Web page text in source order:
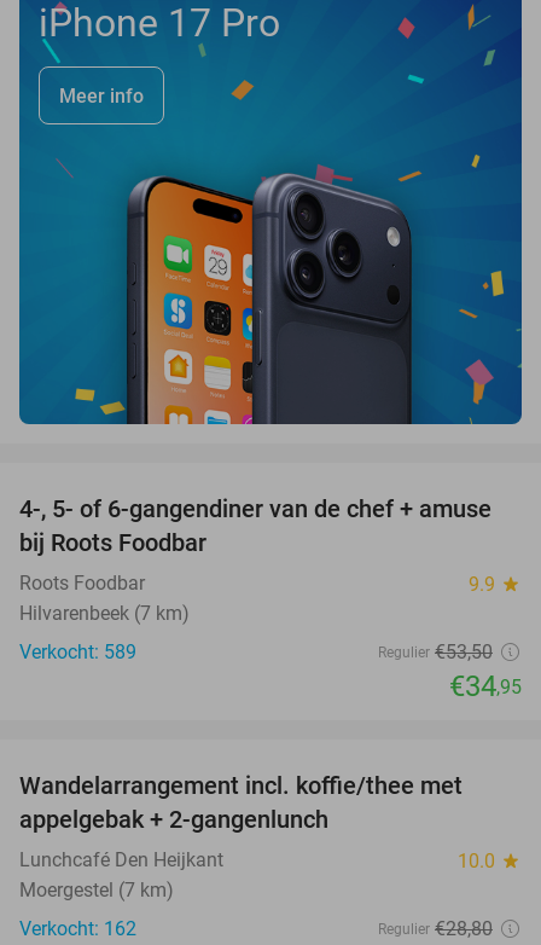
iPhone 17 Pro
Meer info
35%
4-, 5- of 6-gangendiner van de chef + amuse
bij Roots Foodbar
Roots Foodbar 9.9 star
Hilvarenbeek (7 km)
Verkocht: 589
Regulier €53,50
€34,95
Wandelarrangement incl. koffie/thee met
appelgebak + 2-gangenlunch
Lunchcafé Den Heijkant 10.0 star
Moergestel (7 km)
Verkocht: 162
Regulier €28,80